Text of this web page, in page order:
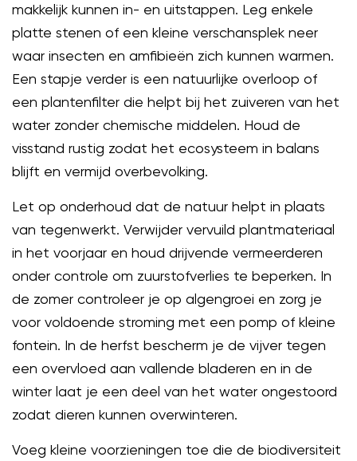
makkelijk kunnen in- en uitstappen. Leg enkele
platte stenen of een kleine verschansplek neer
waar insecten en amfibieën zich kunnen warmen.
Een stapje verder is een natuurlijke overloop of
een plantenfilter die helpt bij het zuiveren van het
water zonder chemische middelen. Houd de
visstand rustig zodat het ecosysteem in balans
blijft en vermijd overbevolking.
Let op onderhoud dat de natuur helpt in plaats
van tegenwerkt. Verwijder vervuild plantmateriaal
in het voorjaar en houd drijvende vermeerderen
onder controle om zuurstofverlies te beperken. In
de zomer controleer je op algengroei en zorg je
voor voldoende stroming met een pomp of kleine
fontein. In de herfst bescherm je de vijver tegen
een overvloed aan vallende bladeren en in de
winter laat je een deel van het water ongestoord
zodat dieren kunnen overwinteren.
Voeg kleine voorzieningen toe die de biodiversiteit